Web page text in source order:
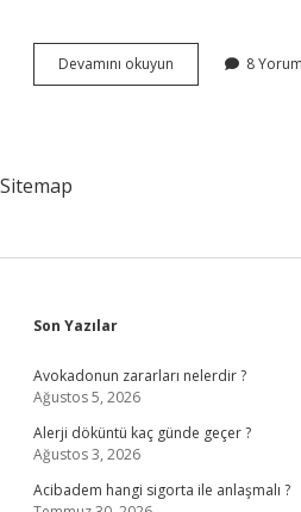
Devamını okuyun Konuşmada
Gevşeklik
8 Yorum
Sitemap
Sidebar
Son Yazılar
Avokadonun zararları nelerdir ?
Ağustos 5, 2026
Alerji döküntü kaç günde geçer ?
Ağustos 3, 2026
Acibadem hangi sigorta ile anlaşmalı ?